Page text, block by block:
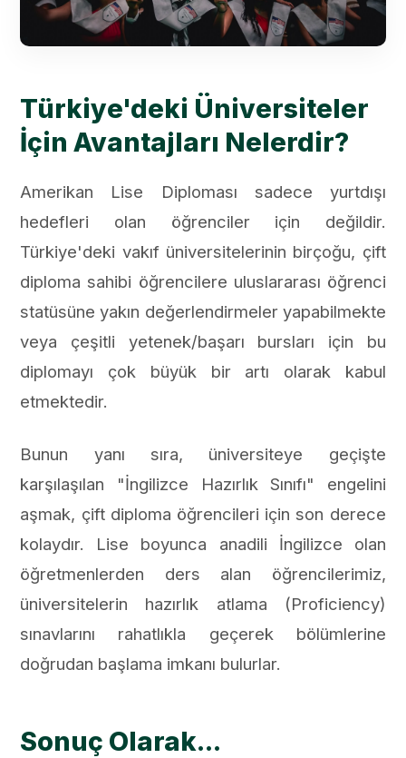
Türkiye'deki Üniversiteler
İçin Avantajları Nelerdir?
Amerikan Lise Diploması sadece yurtdışı
hedefleri olan öğrenciler için değildir.
Türkiye'deki vakıf üniversitelerinin birçoğu, çift
diploma sahibi öğrencilere uluslararası öğrenci
statüsüne yakın değerlendirmeler yapabilmekte
veya çeşitli yetenek/başarı bursları için bu
diplomayı çok büyük bir artı olarak kabul
etmektedir.
Bunun yanı sıra, üniversiteye geçişte
karşılaşılan "İngilizce Hazırlık Sınıfı" engelini
aşmak, çift diploma öğrencileri için son derece
kolaydır. Lise boyunca anadili İngilizce olan
öğretmenlerden ders alan öğrencilerimiz,
üniversitelerin hazırlık atlama (Proficiency)
sınavlarını rahatlıkla geçerek bölümlerine
doğrudan başlama imkanı bulurlar.
Sonuç Olarak...